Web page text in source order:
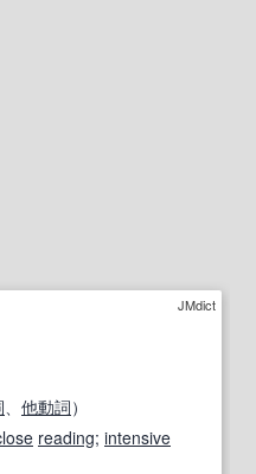
JMdict
他動詞）
reading; intensive